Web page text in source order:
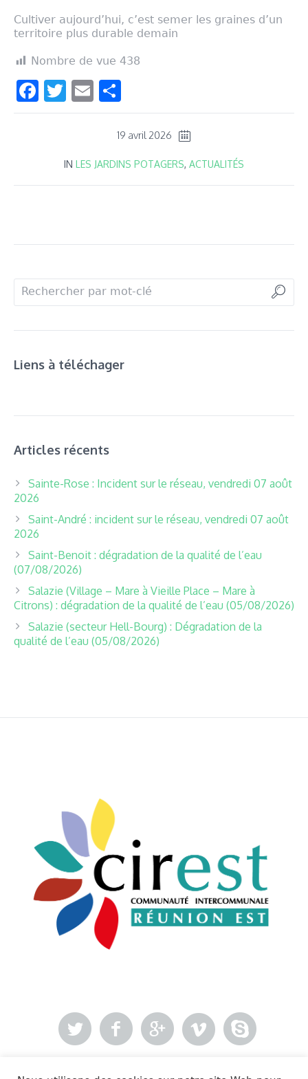
Cultiver aujourd’hui, c’est semer les graines d’un
territoire plus durable demain
Nombre de vue 438
Facebook
Twitter
Email
19 avril 2026
IN LES JARDINS POTAGERS, ACTUALITÉS
Liens à téléchager
Articles récents
Sainte-Rose : Incident sur le réseau, vendredi 07 août
2026
Saint-André : incident sur le réseau, vendredi 07 août
2026
Saint-Benoit : dégradation de la qualité de l’eau
(07/08/2026)
Salazie (Village – Mare à Vieille Place – Mare à
Citrons) : dégradation de la qualité de l’eau (05/08/2026)
Salazie (secteur Hell-Bourg) : Dégradation de la
qualité de l’eau (05/08/2026)